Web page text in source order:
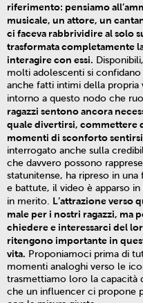
riferimento: pensiamo
musicale, un attore, un
ci faceva rabbrividire al solo
trasformata completamente
interagire con essi.
molti adolescenti si
anche fatti intimi della propria
intorno a questo nodo che
ragazzi sentono ancora
quale divertirsi, commettere
momenti di sconforto
interrogato anche sulla
che davvero possono
statunitense, ha ripreso in
e battute, il video è apparso
in merito. L’attrazione verso
male per i nostri ragazzi, ma
chiedere e interessarci del
ritengono importante in
vita. Proponiamoci prima di
momenti analoghi verso le
trasmettiamo loro la capacità
che un influencer ci propone